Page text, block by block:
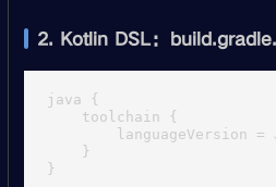
2. Kotlin DSL：
java {
    toolchain {
languageVersion =
    }